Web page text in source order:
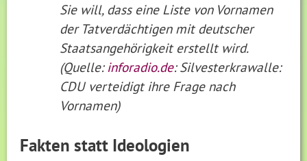
Sie will, dass eine Liste von Vornamen
der Tatverdächtigen mit deutscher
Staatsangehörigkeit erstellt wird.
(Quelle: inforadio.de: Silvesterkrawalle:
CDU verteidigt ihre Frage nach
Vornamen)
Fakten statt Ideologien